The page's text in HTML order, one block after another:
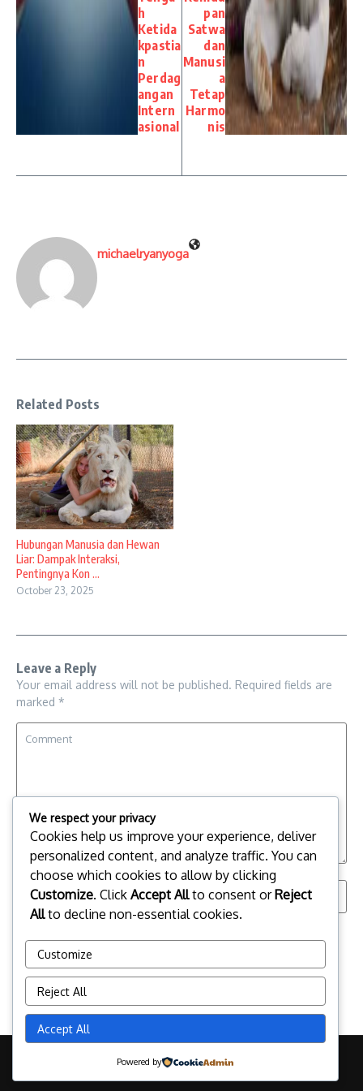
h
Ketida
kpastia
n
Perdag
angan
Intern
asional
pan
Satwa
dan
Manusi
a
Tetap
Harmo
nis
michaelryanyoga
Related Posts
Hubungan Manusia dan Hewan
Liar: Dampak Interaksi,
Pentingnya Kon ...
October 23, 2025
Leave a Reply
Your email address will not be published. Required fields are
marked *
next time I comment.
Copyright © 2026 Sorotan Peristiwa Hangat dan Viral | Powered by
We respect your privacy
Cookies help us improve your experience, deliver
personalized content, and analyze traffic. You can
choose which cookies to allow by clicking
Customize. Click Accept Allto consent orReject
Allto decline non-essential cookies.
Customize
Reject All
Accept All
Powered by